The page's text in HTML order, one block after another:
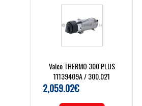
Valeo THERMO 300 PLUS
11139409A / 300.021
2,059.02€